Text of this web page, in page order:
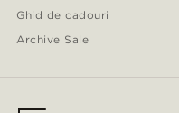
Ghid de cadouri
Archive Sale